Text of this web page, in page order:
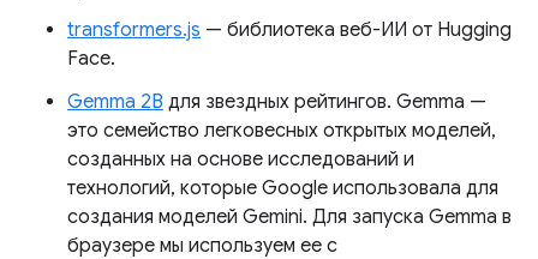
transformers.js — библиотека веб-ИИ от Hugging
Face.
Gemma 2B для звездных рейтингов. Gemma —
это семейство легковесных открытых моделей,
созданных на основе исследований и
технологий, которые Google использовала для
создания моделей Gemini. Для запуска Gemma в
браузере мы используем ее с